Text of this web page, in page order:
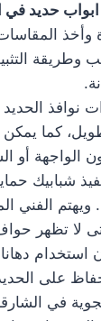
حديد في
وأخذ
وطريقة
نوافذ الحديد
كما
الواجهة أو
شبابيك
الفني
لا تظهر
استخدام
على
في